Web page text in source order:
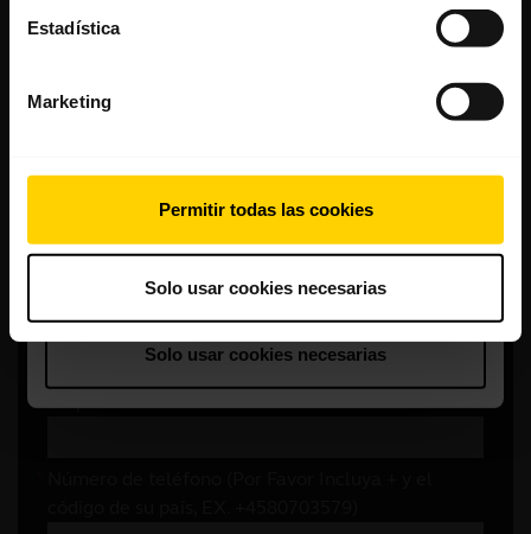
Estadística
Marketing
Permitir todas las cookies
Solo usar cookies necesarias